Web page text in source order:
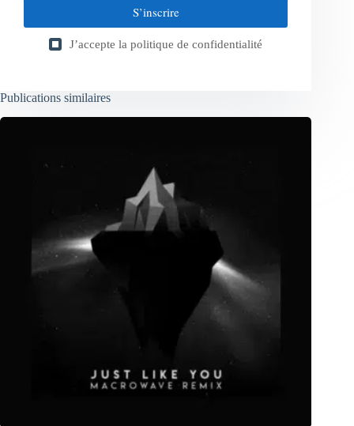
S’inscrire
J’accepte la politique de confidentialité
Publications similaires